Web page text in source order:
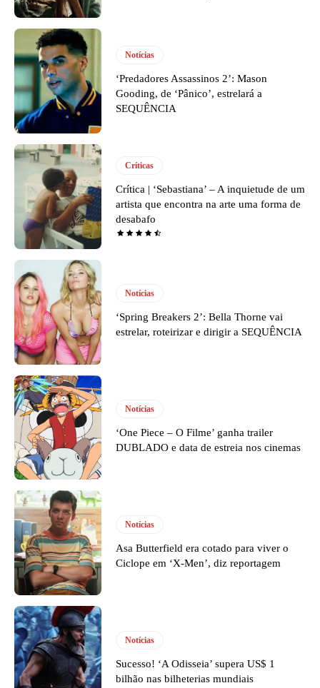
Notícias
‘Predadores Assassinos 2’: Mason
Gooding, de ‘Pânico’, estrelará a
SEQUÊNCIA
Críticas
Crítica | ‘Sebastiana’ – A inquietude de um
artista que encontra na arte uma forma de
desabafo
Notícias
‘Spring Breakers 2’: Bella Thorne vai
estrelar, roteirizar e dirigir a SEQUÊNCIA
Notícias
‘One Piece – O Filme’ ganha trailer
DUBLADO e data de estreia nos cinemas
Notícias
Asa Butterfield era cotado para viver o
Ciclope em ‘X-Men’, diz reportagem
Notícias
Sucesso! ‘A Odisseia’ supera US$ 1
bilhão nas bilheterias mundiais